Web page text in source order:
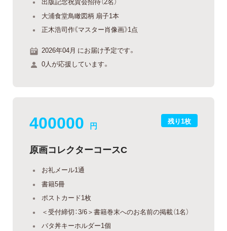
大浦食堂鳥瞰図柄 扇子1本
正木浩司作《マスター肖像画》1点
2026年04月 にお届け予定です。
0人が応援しています。
残り1枚
400000 円
原画コレクターコースC
お礼メール1通
書籍5冊
ポストカード1枚
＜受付締切：3/6＞書籍巻末へのお名前の掲載（1名）
バタ丼キーホルダー1個